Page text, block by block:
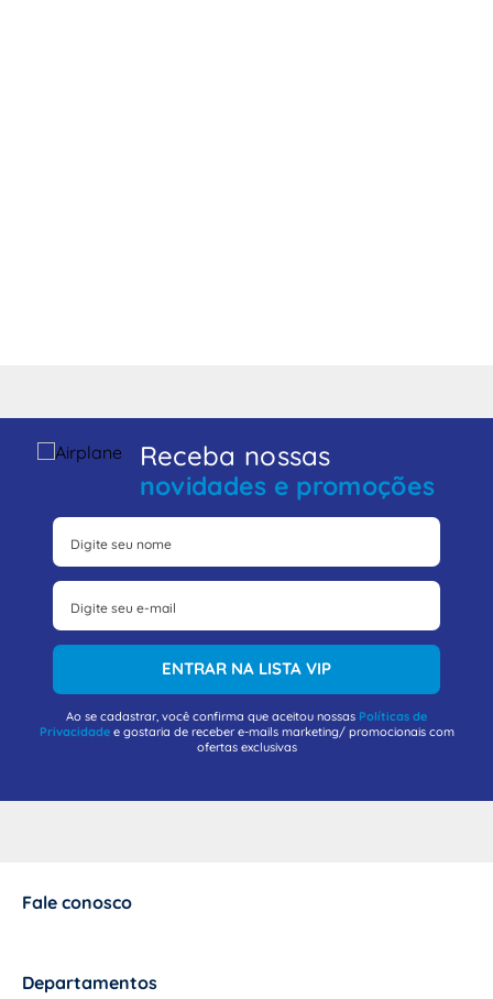
Receba nossas
novidades e promoções
ENTRAR NA LISTA VIP
Ao se cadastrar, você confirma que aceitou nossas Políticas de
Privacidadee gostaria de receber e-mails marketing/ promocionais com
ofertas exclusivas
Fale conosco
Departamentos